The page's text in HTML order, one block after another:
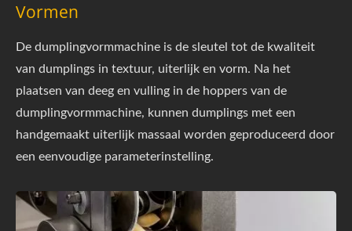
Vormen
De dumplingvormmachine is de sleutel tot de kwaliteit
van dumplings in textuur, uiterlijk en vorm. Na het
plaatsen van deeg en vulling in de hoppers van de
dumplingvormmachine, kunnen dumplings met een
handgemaakt uiterlijk massaal worden geproduceerd door
een eenvoudige parameterinstelling.